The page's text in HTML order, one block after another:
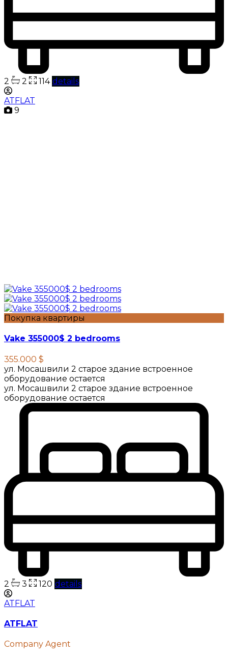
2 2 114 details
ATFLAT
9
Покупка квартиры
Vake 355000$ 2 bedrooms
355.000 $
ул. Мосашвили 2 старое здание встроенное
оборудование остается
ул. Мосашвили 2 старое здание встроенное
оборудование остается
2 3 120 details
ATFLAT
ATFLAT
Company Agent